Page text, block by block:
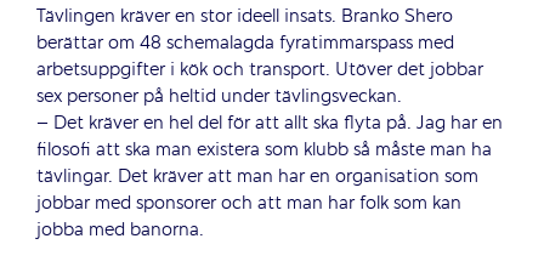
Tävlingen kräver en stor ideell insats. Branko Shero
berättar om 48 schemalagda fyratimmarspass med
arbetsuppgifter i kök och transport. Utöver det jobbar
sex personer på heltid under tävlingsveckan.
– Det kräver en hel del för att allt ska flyta på. Jag har en
filosofi att ska man existera som klubb så måste man ha
tävlingar. Det kräver att man har en organisation som
jobbar med sponsorer och att man har folk som kan
jobba med banorna.